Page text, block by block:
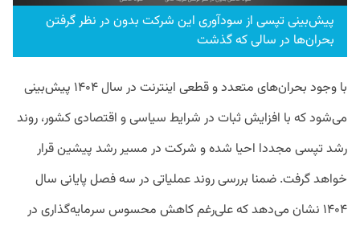
پیش‌بینی تپسی از سودآوری این شرکت بدون در نظر گرفتن
بحران‌ها در سالی که گذشت
با وجود بحران‌های متعدد و قطعی اینترنت در سال ۱۴۰۴ پیش‌بینی
می‌شود که با افزایش ثبات در شرایط سیاسی و اقتصادی کشور، روند
رشد تپسی مجددا احیا شده و شرکت در مسیر رشد پیشین قرار
خواهد گرفت. ضمنا بررسی روند عملیاتی در سه فصل پایانی سال
۱۴۰۴ نشان می‌دهد که علی‌رغم کاهش محسوس سرمایه‌گذاری در